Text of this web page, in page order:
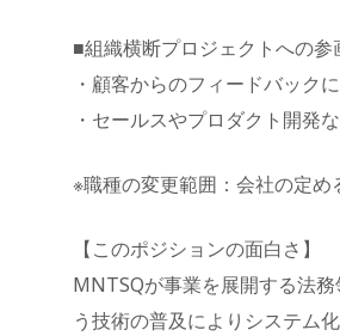
■組織横断プロジェクトへの参
・顧客からのフィードバック
・セールスやプロダクト開
※職種の変更範囲：会社の定め
【このポジションの面白さ】
MNTSQが事業を展開する法
う技術の普及によりシステム